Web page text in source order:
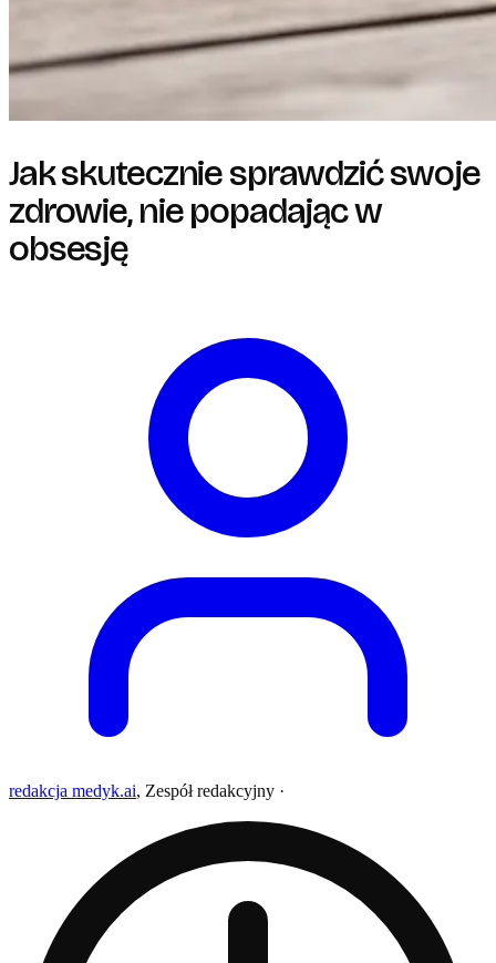
Jak skutecznie sprawdzić swoje
zdrowie, nie popadając w
obsesję
redakcja medyk.ai, Zespół redakcyjny ·